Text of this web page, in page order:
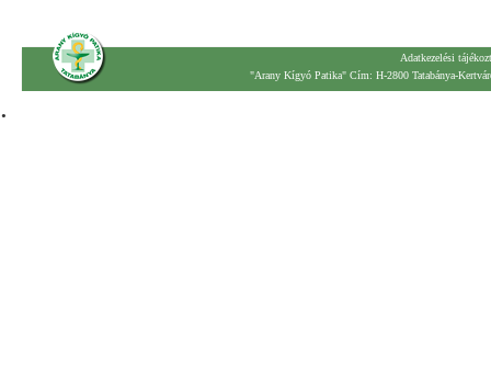
Adatkezelési
"Arany Kígyó Patika" Cím: H-2800 Tatabánya-
.